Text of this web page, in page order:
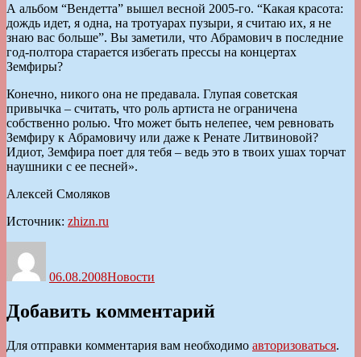
А альбом “Вендетта” вышел весной 2005-го. “Какая красота:
дождь идет, я одна, на тротуарах пузыри, я считаю их, я не
знаю вас больше”. Вы заметили, что Абрамович в последние
год-полтора старается избегать прессы на концертах
Земфиры?
Конечно, никого она не предавала. Глупая советская
привычка – считать, что роль артиста не ограничена
собственно ролью. Что может быть нелепее, чем ревновать
Земфиру к Абрамовичу или даже к Ренате Литвиновой?
Идиот, Земфира поет для тебя – ведь это в твоих ушах торчат
наушники с ее песней».
Алексей Смоляков
Источник: zhizn.ru
06.08.2008Новости
Добавить комментарий
Для отправки комментария вам необходимо авторизоваться.